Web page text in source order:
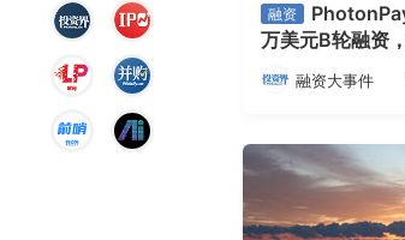
融资
万美元B轮融资
融资大事件